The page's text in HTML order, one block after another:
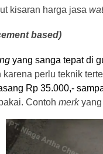
kisaran harga jasa
based)
yang sanga tepat di
perlu teknik
Rp 35.000,-
Contoh merk